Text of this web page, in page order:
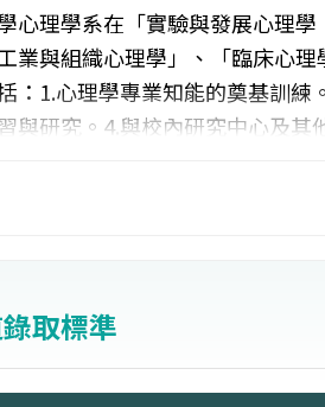
心理學系在「實驗與發展心理
業與組織心理學」、「臨床心
：1.心理學專業知能的奠基訓
與研究。4.與校內研究中心及
取標準